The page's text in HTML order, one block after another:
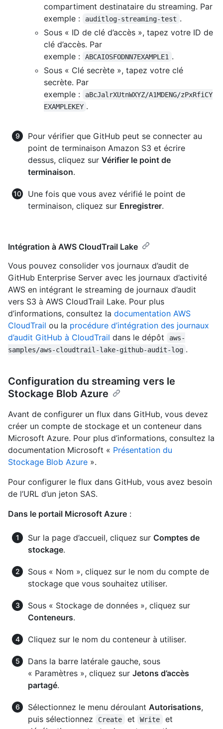
compartiment destinataire du streaming. Par
exemple :
auditlog-streaming-test .
Sous « ID de clé d’accès », tapez votre ID de
clé d’accès. Par
exemple :
ABCAIOSFODNN7EXAMPLE1 .
Sous « Clé secrète », tapez votre clé
secrète. Par
exemple :
aBcJalrXUtnWXYZ/A1MDENG/zPxRfiCY
EXAMPLEKEY .
Pour vérifier que GitHub peut se connecter au
point de terminaison Amazon S3 et écrire
dessus, cliquez sur Vérifier le point de
terminaison.
Une fois que vous avez vérifié le point de
terminaison, cliquez sur Enregistrer.
Intégration à AWS CloudTrail Lake
Vous pouvez consolider vos journaux d’audit de
GitHub Enterprise Server avec les journaux d’activité
AWS en intégrant le streaming de journaux d’audit
vers S3 à AWS CloudTrail Lake. Pour plus
d’informations, consultez la documentation AWS
CloudTrail ou la procédure d’intégration des journaux
d’audit GitHub à CloudTrail dans le dépôt
aws-
samples/aws-cloudtrail-lake-github-audit-log .
Configuration du streaming vers le
Stockage Blob Azure
Avant de configurer un flux dans GitHub, vous devez
créer un compte de stockage et un conteneur dans
Microsoft Azure. Pour plus d’informations, consultez la
documentation Microsoft « Présentation du
Stockage Blob Azure ».
Pour configurer le flux dans GitHub, vous avez besoin
de l’URL d’un jeton SAS.
Dans le portail Microsoft Azure :
Sur la page d’accueil, cliquez sur Comptes de
stockage.
Sous « Nom », cliquez sur le nom du compte de
stockage que vous souhaitez utiliser.
Sous « Stockage de données », cliquez sur
Conteneurs.
Cliquez sur le nom du conteneur à utiliser.
Dans la barre latérale gauche, sous
« Paramètres », cliquez sur Jetons d’accès
partagé.
Sélectionnez le menu déroulant Autorisations,
puis sélectionnez
Create et Write
et